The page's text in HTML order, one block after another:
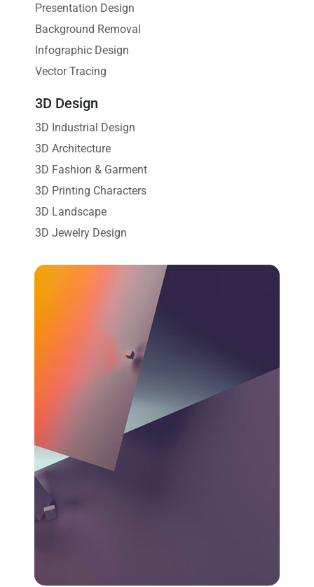
Presentation Design
Background Removal
Infographic Design
Vector Tracing
3D Design
3D Industrial Design
3D Architecture
3D Fashion & Garment
3D Printing Characters
3D Landscape
3D Jewelry Design